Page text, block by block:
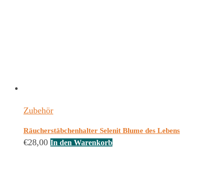
Zubehör
Räucherstäbchenhalter Selenit Blume des Lebens
€28,00 In den Warenkorb